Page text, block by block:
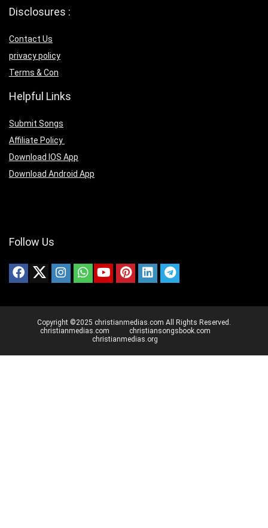
Disclosures :
Contact Us
privacy policy
Terms & Con
Helpful Links
Submit Songs
Affiliate Policy
Download IOS App
Download Android App
Follow Us
Copyright ©2025 christianmedias.com All Rights Reserved.
christianmedias.com
christiansongsbook.com
christianmedias.org